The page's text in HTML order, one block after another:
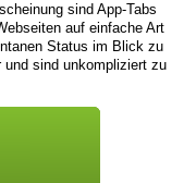
sind App-Tabs
auf einfache Art
Status im Blick zu
und sind unkompliziert zu